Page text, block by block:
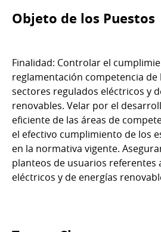
Objeto de los Puestos
Finalidad: Controlar el
reglamentación competencia de
sectores regulados eléctricos y
renovables. Velar por el
eficiente de las áreas de
el efectivo cumplimiento de los
en la normativa vigente.
planteos de usuarios referentes
eléctricos y de energías